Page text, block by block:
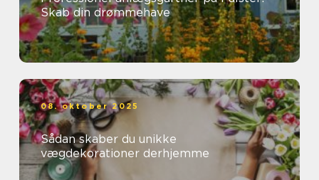
Skab din drømmehave
08. oktober 2025
Sådan skaber du unikke
vægdekorationer derhjemme